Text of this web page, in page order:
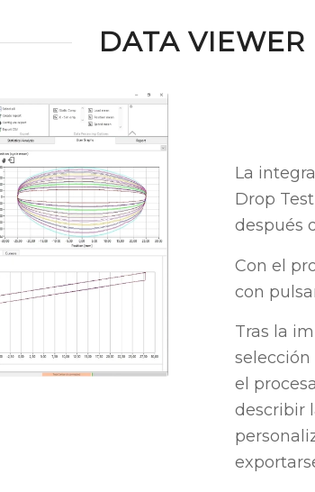
DATA VIEWER
La
Drop
después
Con el
con
Tras la
el
describir